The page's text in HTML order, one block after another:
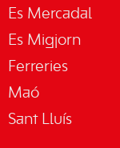
Es Mercadal
Es Migjorn
Ferreries
Maó
Sant Lluís